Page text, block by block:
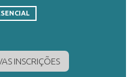
INSCRIÇÕES